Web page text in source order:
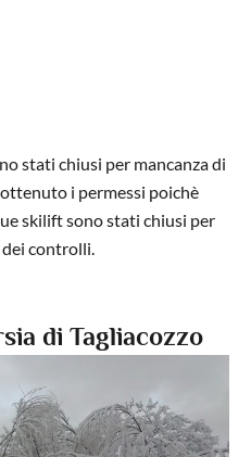
stati chiusi per mancanza di
i permessi poichè
skilift sono stati chiusi per
dei controlli.
di Tagliacozzo